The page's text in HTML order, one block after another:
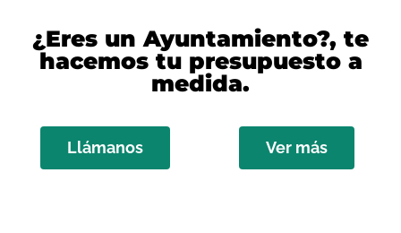
¿Eres un Ayuntamiento?, te
hacemos tu presupuesto a
medida.
Llámanos Ver más